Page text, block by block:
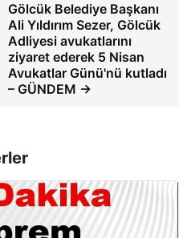
Gölcük Belediye Başkanı
Ali Yıldırım Sezer, Gölcük
Adliyesi avukatlarını
ziyaret ederek 5 Nisan
Avukatlar Günü'nü kutladı
– GÜNDEM →